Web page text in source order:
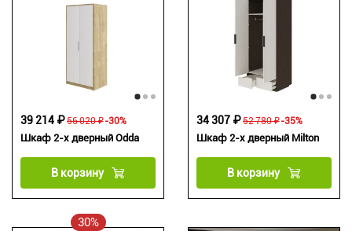
Шкаф 2-х дверный Odda
56 020 ₽
39 214 ₽ -30%
В корзину
Шкаф 2-х дверный Milton
52 780 ₽
34 307 ₽ -35%
В корзину
30%